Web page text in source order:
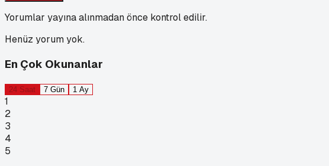
Yorumlar yayına alınmadan önce kontrol edilir.
Henüz yorum yok.
En Çok Okunanlar
24 Saat 7 Gün 1 Ay
1
2
3
4
5